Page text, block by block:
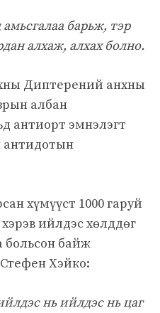
барьж, тэр
алхаж, алхах болно.
Диптерений анхны
албан
антиорт эмнэлэгт
антидотын
хүмүүст 1000 гаруй
ийлдэс хөлддөг
байж
Хэйко:
нь ийлдэс нь цаг